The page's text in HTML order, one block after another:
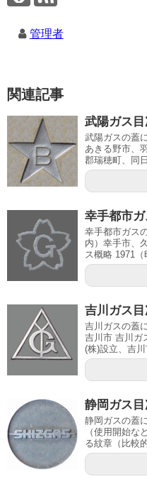
管理者
関連記事
武陽ガス目
武陽ガスの蓋
あきる野市、
郡瑞穂町、同
幸手都市
幸手都市ガス
内）幸手市、
ス概略 1971
吉川ガス目
吉川ガスの蓋
吉川市 吉川ガ
(株)設立、吉
静岡ガス目
静岡ガスの蓋
（使用開始な
る紋章（比較